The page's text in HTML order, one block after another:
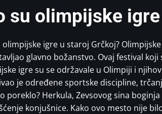
su olimpijske
olimpijske igre u staroj Grčkoj?
glavno božanstvo. Ovaj festival
igre su se održavale u Olimpiji i
je određene sportske discipline,
poreklo? Herkula, Zevsovog sina
konjušnice. Kako ovo mesto nije